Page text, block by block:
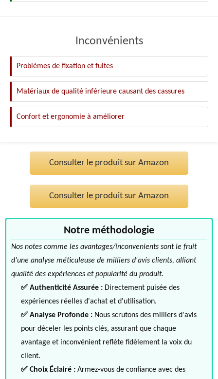
Inconvénients
Problèmes de fixation et fuites
Matériaux de qualité inférieure causant des cassures
Confort et ergonomie à améliorer
Consulter le produit sur Amazon
Consulter le produit sur Amazon
Notre méthodologie
Nos notes comme les avantages/inconvenients sont le fruit
d'une analyse méticuleuse de milliers d'avis clients, alliant
qualité des expériences et popularité du produit.
✅ Authenticité Assurée : Directement puisée des
expériences réelles d'achat et d'utilisation.
✅ Analyse Profonde : Nous scrutons des milliers d'avis
pour déceler les points clés, assurant que chaque
avantage et inconvénient reflète fidèlement la voix du
client.
✅ Choix Éclairé : Armez-vous de confiance avec des